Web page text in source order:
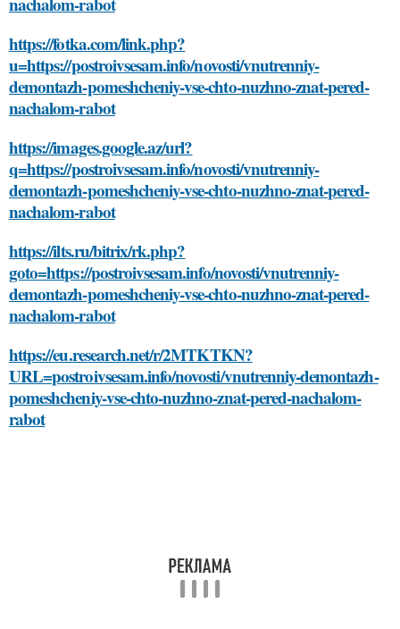
https://fotka.com/link.php?
u=https://postroivsesam.info/novosti/vnutrenniy-
demontazh-pomeshcheniy-vse-chto-nuzhno-znat-pered-
nachalom-rabot
https://images.google.az/url?
q=https://postroivsesam.info/novosti/vnutrenniy-
demontazh-pomeshcheniy-vse-chto-nuzhno-znat-pered-
nachalom-rabot
https://ilts.ru/bitrix/rk.php?
goto=https://postroivsesam.info/novosti/vnutrenniy-
demontazh-pomeshcheniy-vse-chto-nuzhno-znat-pered-
nachalom-rabot
https://eu.research.net/r/2MTKTKN?
URL=postroivsesam.info/novosti/vnutrenniy-demontazh-
pomeshcheniy-vse-chto-nuzhno-znat-pered-nachalom-
rabot